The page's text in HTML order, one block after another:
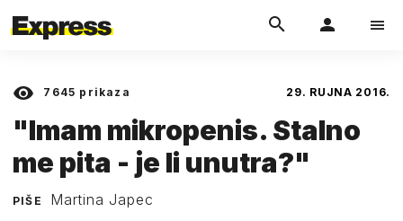
7645 prikaza 29. RUJNA 2016.
"Imam mikropenis. Stalno
me pita - je li unutra?"
PIŠE Martina Japec